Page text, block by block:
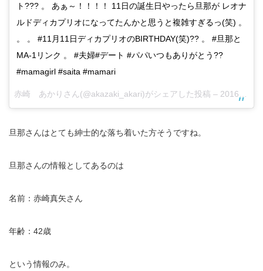
ト??? 。 あぁ～！！！！ 11日の誕生日やったら旦那が レオナ
ルドディカプリオになってたんかと思うと複雑すぎるっ(笑) 。
。 。 #11月11日ディカプリオのBIRTHDAY(笑)?? 。 #旦那と
MA-1リンク 。 #夫婦#デート #パパいつもありがとう??
#mamagirl #saita #mamari
赤崎 あかりさん(@akazaki_akari)がシェアした投稿 – 2016 11月 13 5:01午後 PST
旦那さんはとても紳士的な落ち着いた方そうですね。
旦那さんの情報としてあるのは
名前：赤崎真矢さん
年齢：42歳
という情報のみ。